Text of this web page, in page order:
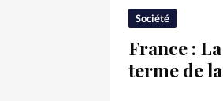
Société
France :
terme de